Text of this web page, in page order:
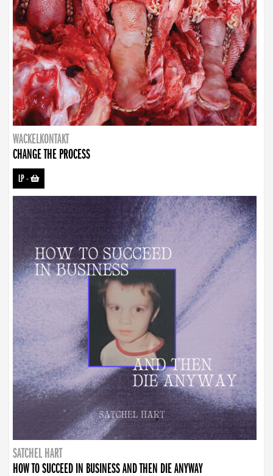
WACKELKONTAKT
CHANGE THE PROCESS
LP-
SATCHEL HART
HOW TO SUCCEED IN BUSINESS AND THEN DIE ANYWAY